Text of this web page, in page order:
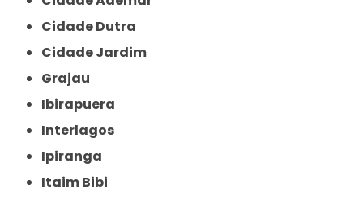
Cidade Dutra
Cidade Jardim
Grajau
Ibirapuera
Interlagos
Ipiranga
Itaim Bibi